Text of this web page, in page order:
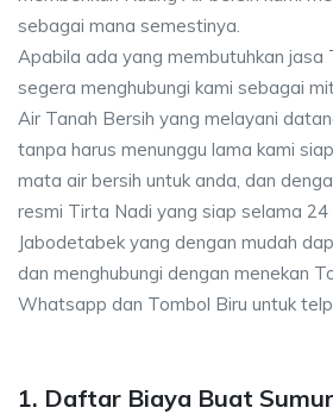
sebagai mana semestinya.
Apabila ada yang membutuhkan
segera menghubungi kami sebagai
Air Tanah Bersih yang melayani
tanpa harus menunggu lama kami
mata air bersih untuk anda, dan
resmi Tirta Nadi yang siap selama 24
Jabodetabek yang dengan mudah
dan menghubungi dengan menekan
Whatsapp dan Tombol Biru untuk
1. Daftar Biaya Buat